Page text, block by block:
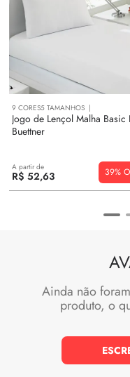
9CORES5TAMANHOS
Jogo de Lençol Malha Basic
Buettner
A partir de
R$ 52,63 39%
Ainda não
produto, o